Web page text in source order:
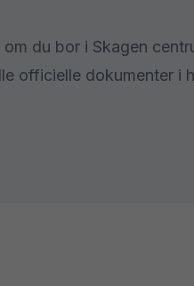
du bor i Skagen
officielle dokumenter i